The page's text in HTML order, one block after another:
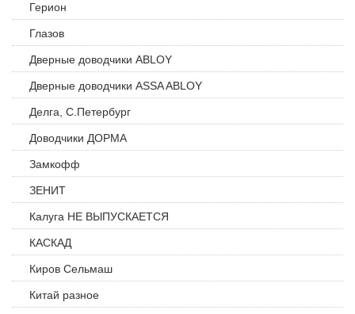
Герион
Глазов
Дверные доводчики ABLOY
Дверные доводчики ASSA ABLOY
Делга, С.Петербург
Доводчики ДОРМА
Замкофф
ЗЕНИТ
Калуга НЕ ВЫПУСКАЕТСЯ
КАСКАД
Киров Сельмаш
Китай разное